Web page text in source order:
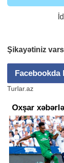
Şikayətiniz
Facebookda
Turlar.az
Oxşar